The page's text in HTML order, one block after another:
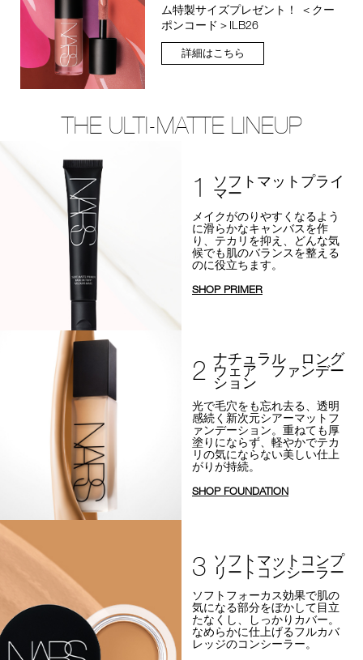
ム特製サイズプレゼント！ ＜クー
ポンコード＞ILB26
詳細はこちら
THE ULTI-MATTE LINEUP
1 ソフトマットプライ
マー
メイクがのりやすくなるよう
に滑らかなキャンバスを作
り、テカリを抑え、
どんな気
候でも肌のバランスを整える
のに役立ちます。
SHOP PRIMER
2 ナチュラル ロング
ウェア ファンデー
ション
光で毛穴をも忘れ去る、透明
感続く新次元シアーマットフ
ァンデーション。 重ねても厚
塗りにならず、軽やかでテカ
リの気にならない美しい仕上
がりが持続。
SHOP FOUNDATION
3 ソフトマットコンプ
リートコンシーラー
ソフトフォーカス効果で肌の
気になる部分をぼかして目立
たなくし、しっかりカバー。
なめらかに仕上げるフルカバ
レッジのコンシーラー。